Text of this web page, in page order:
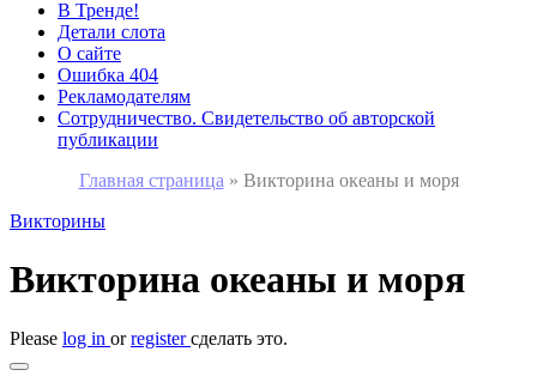
В Тренде!
Детали слота
О сайте
Ошибка 404
Рекламодателям
Сотрудничество. Свидетельство об авторской
публикации
Главная страница » Викторина океаны и моря
Викторины
Викторина океаны и моря
Please log in orregisterсделать это.